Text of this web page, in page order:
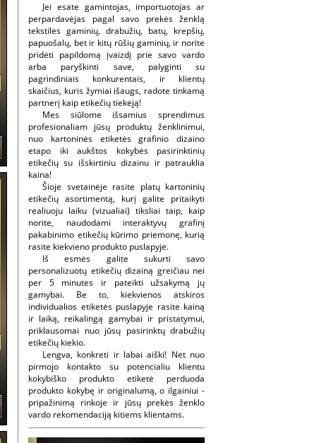
Jei esate gamintojas, importuotojas ar
perpardavėjas pagal savo prekės ženklą
tekstilės gaminių, drabužių, batų, krepšių,
papuošalų, bet ir kitų rūšių gaminių, ir norite
pridėti papildomą įvaizdį prie savo vardo
arba paryškinti save, palyginti su
pagrindiniais konkurentais, ir klientų
skaičius, kuris žymiai išaugs, radote tinkamą
partnerį kaip etikečių tiekėją!
Mes siūlome išsamius sprendimus
profesionaliam jūsų produktų ženklinimui,
nuo kartoninės etiketės grafinio dizaino
etapo iki aukštos kokybės pasirinktinių
etikečių su išskirtiniu dizainu ir patrauklia
kaina!
Šioje svetainėje rasite platų kartoninių
etikečių asortimentą, kurį galite pritaikyti
realiuoju laiku (vizualiai) tiksliai taip, kaip
norite, naudodami interaktyvų grafinį
pakabinimo etikečių kūrimo priemonę, kurią
rasite kiekvieno produkto puslapyje.
Iš esmės galite sukurti savo
personalizuotų etikečių dizainą greičiau nei
per 5 minutes ir pateikti užsakymą jų
gamybai. Be to, kiekvienos atskiros
individualios etiketės puslapyje rasite kainą
ir laiką, reikalingą gamybai ir pristatymui,
priklausomai nuo jūsų pasirinktų drabužių
etikečių kiekio.
Lengva, konkreti ir labai aiški! Net nuo
pirmojo kontakto su potencialiu klientu
kokybiško produkto etiketė perduoda
produkto kokybę ir originalumą, o ilgainiui -
pripažinimą rinkoje ir jūsų prekės ženklo
vardo rekomendaciją kitiems klientams.